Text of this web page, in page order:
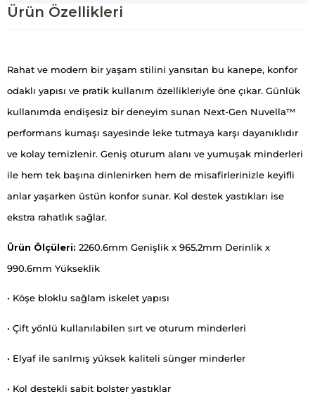
Ürün Özellikleri
Rahat ve modern bir yaşam stilini yansıtan bu kanepe, konfor
odaklı yapısı ve pratik kullanım özellikleriyle öne çıkar. Günlük
kullanımda endişesiz bir deneyim sunan Next-Gen Nuvella™
performans kumaşı sayesinde leke tutmaya karşı dayanıklıdır
ve kolay temizlenir. Geniş oturum alanı ve yumuşak minderleri
ile hem tek başına dinlenirken hem de misafirlerinizle keyifli
anlar yaşarken üstün konfor sunar. Kol destek yastıkları ise
ekstra rahatlık sağlar.
Ürün Ölçüleri: 2260.6mm Genişlik x 965.2mm Derinlik x
990.6mm Yükseklik
• Köşe bloklu sağlam iskelet yapısı
• Çift yönlü kullanılabilen sırt ve oturum minderleri
• Elyaf ile sarılmış yüksek kaliteli sünger minderler
• Kol destekli sabit bolster yastıklar